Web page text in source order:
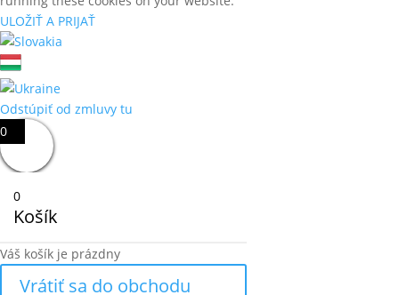
ULOŽIŤ A PRIJAŤ
Odstúpiť od zmluvy tu
0
0
Košík
Váš košík je prázdny
Vrátiť sa do obchodu